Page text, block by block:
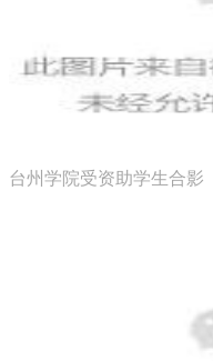
台州学院受资助学生合影